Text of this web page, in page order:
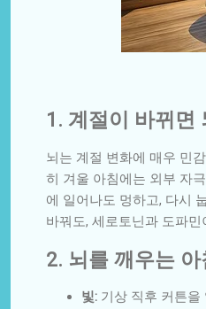
1. 계절이 바뀌면
뇌는 계절 변화에 매우 민
히 겨울 아침에는 외부 자
에 일어나도 멍하고, 다시
바꿔도, 세로토닌과 도파
2. 뇌를 깨우는
빛: 기상 직후 커튼을